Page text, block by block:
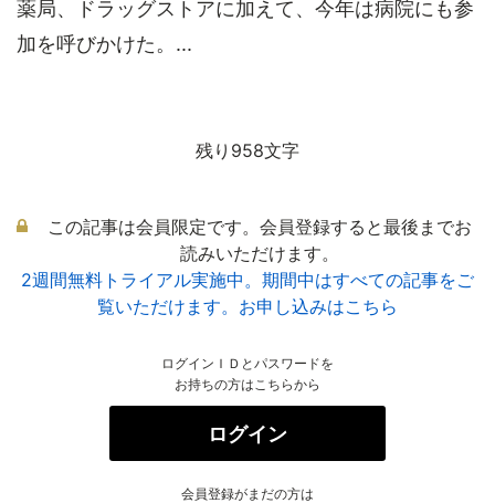
薬局、ドラッグストアに加えて、今年は病院にも参
加を呼びかけた。...
残り958文字
この記事は会員限定です。会員登録すると最後までお
読みいただけます。
2週間無料トライアル実施中。期間中はすべての記事をご
覧いただけます。お申し込みはこちら
ログインＩＤとパスワードを
お持ちの方はこちらから
ログイン
会員登録がまだの方は